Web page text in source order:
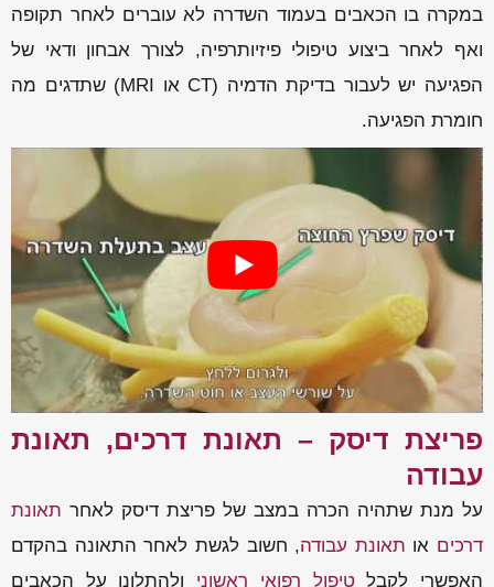
במקרה בו הכאבים בעמוד השדרה לא עוברים לאחר תקופה
ואף לאחר ביצוע טיפולי פיזיותרפיה, לצורך אבחון ודאי של
הפגיעה יש לעבור בדיקת הדמיה (CT או MRI) שתדגים מה
חומרת הפגיעה.
פריצת דיסק – תאונת דרכים, תאונת
עבודה
על מנת שתהיה הכרה במצב של פריצת דיסק לאחר תאונת
דרכים או תאונת עבודה, חשוב לגשת לאחר התאונה בהקדם
האפשרי לקבלטיפול רפואי ראשוני ולהתלונן על הכאבים